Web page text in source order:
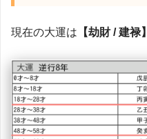
現在の大運は 【劫財 / 建禄】